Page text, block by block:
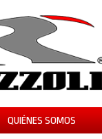
QUIÉNES SOMOS